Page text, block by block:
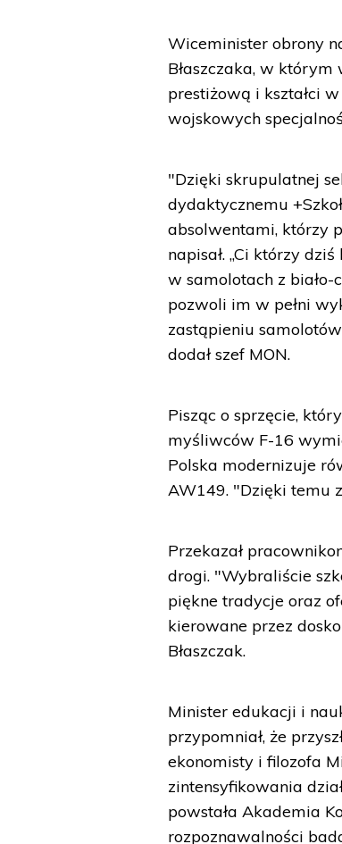
Wiceminister obrony
Błaszczaka, w
prestiżową i kształci
wojskowych
"Dzięki skrupulatnej
dydaktycznemu
absolwentami, którzy
napisał. „Ci którzy
w samolotach z biało-
pozwoli im w pełni
zastąpieniu
dodał szef MON.
Pisząc o sprzęcie,
myśliwców F-16
Polska modernizuje
AW149. "Dzięki temu
Przekazał
drogi. "Wybraliście
piękne tradycje oraz
kierowane przez
Błaszczak.
Minister edukacji i
przypomniał, że
ekonomisty i filozofa
zintensyfikowania
powstała Akademia
rozpoznawalności